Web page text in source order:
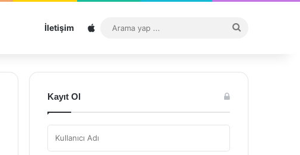
İletişim Sitemap
...
Kayıt Ol